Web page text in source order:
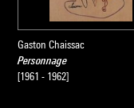
Gaston Chaissac
Personnage
[1961 - 1962]